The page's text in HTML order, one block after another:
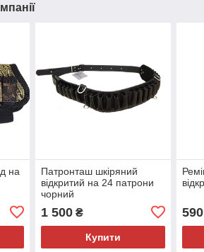
на
Патронташ шкіряний
відкритий на 24 патрони
чорний
1 500₴
Купити
590